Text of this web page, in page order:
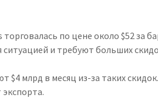
по цене около $52 за
и требуют больших
$4 млрд в месяц из-за таких